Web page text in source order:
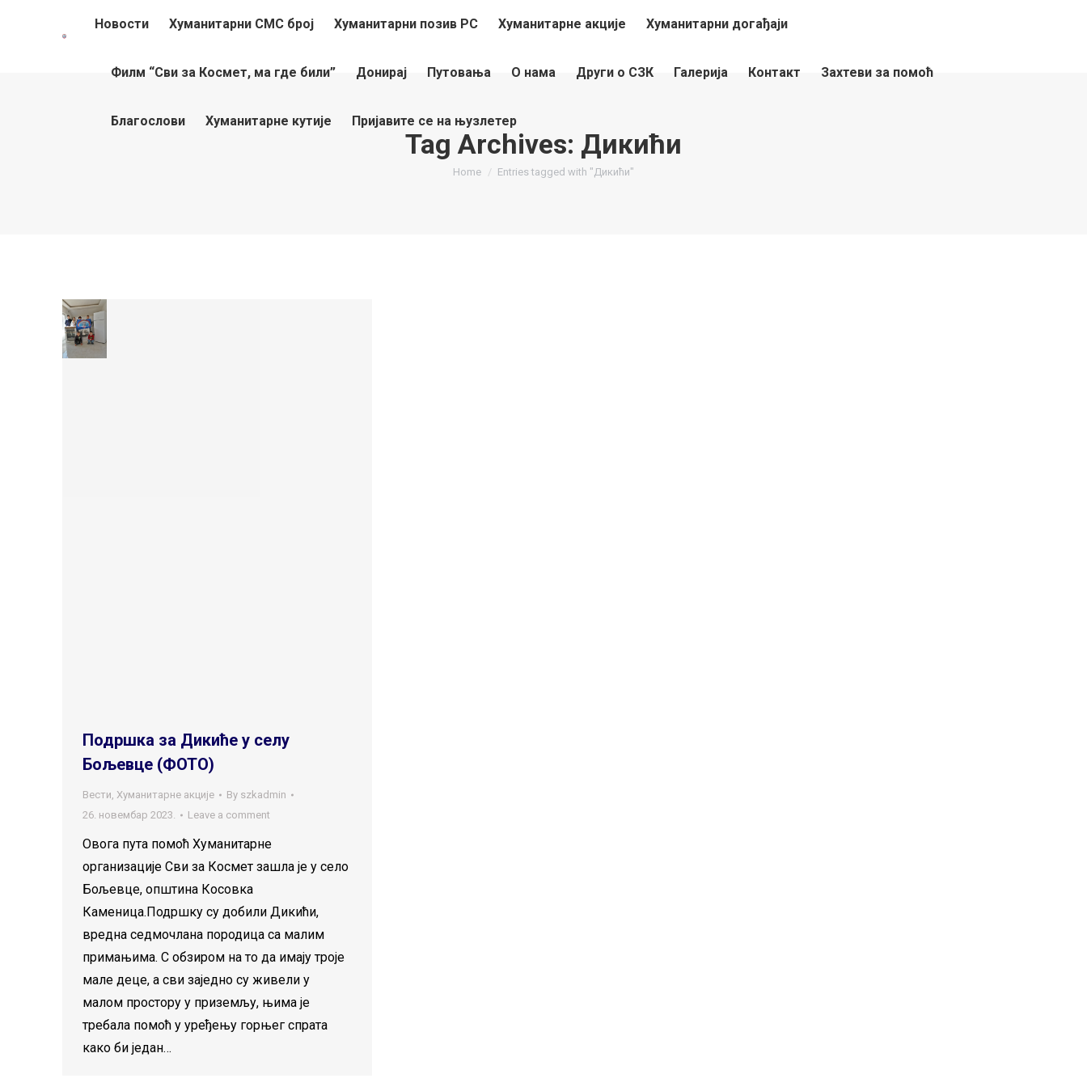
Новости Хуманитарни СМС број Хуманитарни позив РС Хуманитарне акције Хуманитарни догађаји
Филм “Сви за Космет, ма где били” Донирај Путовања О нама Други о СЗК Галерија Контакт Захтеви за помоћ
Благослови Хуманитарне кутије Пријавите се на њузлетер
Tag Archives: Дикићи
You are here:
Home Entries tagged with "Дикићи"
Подршка за Дикиће у селу
Бољевце (ФОТО)
Вести, Хуманитарне акције By szkadmin
26. новембар 2023.
Leave a comment
Овога пута помоћ Хуманитарне
организације Сви за Космет зашла је у село
Бољевце, општина Косовка
Каменица.Подршку су добили Дикићи,
вредна седмочлана породица са малим
примањима. С обзиром на то да имају троје
мале деце, а сви заједно су живели у
малом простору у приземљу, њима је
требала помоћ у уређењу горњег спрата
како би један…